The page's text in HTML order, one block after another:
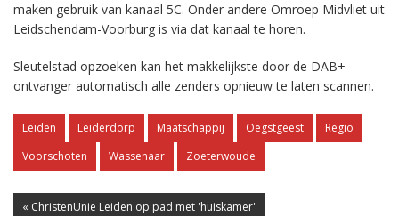
maken gebruik van kanaal 5C. Onder andere Omroep Midvliet uit
Leidschendam-Voorburg is via dat kanaal te horen.
Sleutelstad opzoeken kan het makkelijkste door de DAB+
ontvanger automatisch alle zenders opnieuw te laten scannen.
Leiden Leiderdorp Maatschappij Oegstgeest
Regio
Voorschoten
Wassenaar Zoeterwoude
« ChristenUnie Leiden op pad met 'huiskamer'